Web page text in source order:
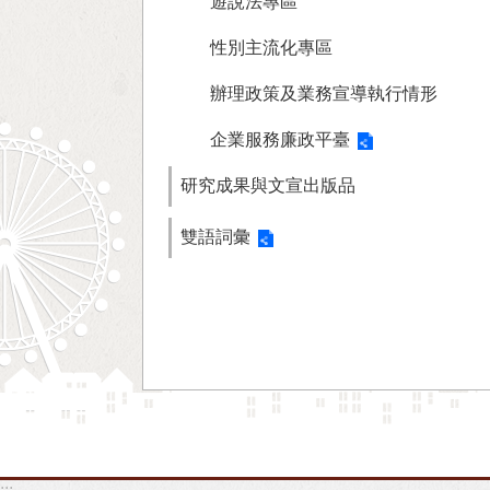
性別主流化專區
辦理政策及業務宣導執行情形
企業服務廉政平臺
研究成果與文宣出版品
雙語詞彙